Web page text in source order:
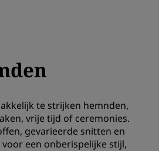
te strijken hemnden,
vrije tijd of ceremonies.
gevarieerde snitten en
een onberispelijke stijl,